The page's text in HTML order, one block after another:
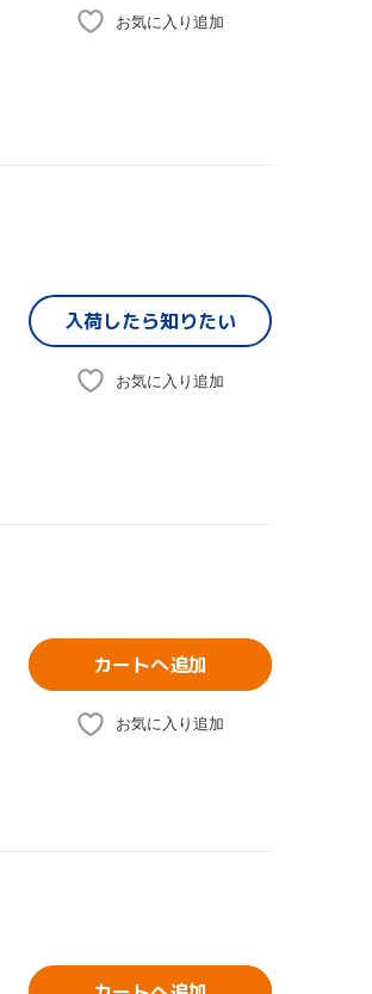
お気に入り追加
入荷したら知りたい
お気に入り追加
カートへ追加
お気に入り追加